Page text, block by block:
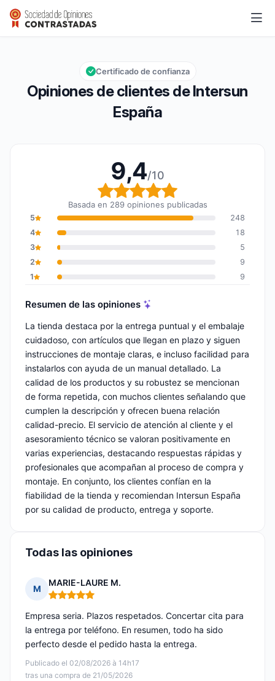
Intersun España
Calificación global: 9,4 de 10
9,4/10
Opiniones de clientes de Intersun
España
Certificado de confianza
9,4/10
Calificación global: 9,4
Basada en 289 opiniones publicadas
5
248
4
18
3
5
2
9
1
9
Resumen de las opiniones
La tienda destaca por la entrega puntual y el embalaje
cuidadoso, con artículos que llegan en plazo y siguen
instrucciones de montaje claras, e incluso facilidad para
instalarlos con ayuda de un manual detallado. La
calidad de los productos y su robustez se mencionan
de forma repetida, con muchos clientes señalando que
cumplen la descripción y ofrecen buena relación
calidad-precio. El servicio de atención al cliente y el
asesoramiento técnico se valoran positivamente en
varias experiencias, destacando respuestas rápidas y
profesionales que acompañan al proceso de compra y
montaje. En conjunto, los clientes confían en la
fiabilidad de la tienda y recomiendan Intersun España
por su calidad de producto, entrega y soporte.
Todas las opiniones
M
MARIE-LAURE M.
Nota: 5 de 5
Publicado el 02/08/2026 à 14h17
tras una compra de 21/05/2026
Empresa seria. Plazos respetados. Concertar cita para
la entrega por teléfono. En resumen, todo ha sido
perfecto desde el pedido hasta la entrega.